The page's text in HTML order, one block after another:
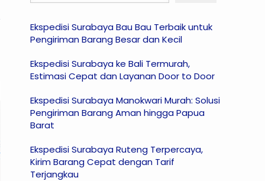
Ekspedisi Surabaya Bau Bau Terbaik untuk
Pengiriman Barang Besar dan Kecil
Ekspedisi Surabaya ke Bali Termurah,
Estimasi Cepat dan Layanan Door to Door
Ekspedisi Surabaya Manokwari Murah: Solusi
Pengiriman Barang Aman hingga Papua
Barat
Ekspedisi Surabaya Ruteng Terpercaya,
Kirim Barang Cepat dengan Tarif
Terjangkau